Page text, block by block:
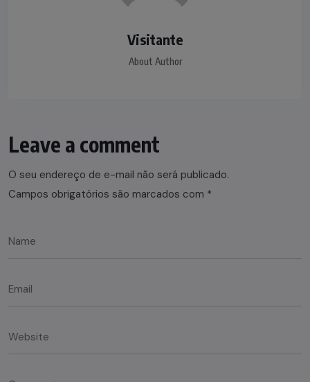
Visitante
About Author
Leave a comment
O seu endereço de e-mail não será publicado.
Campos obrigatórios são marcados com *